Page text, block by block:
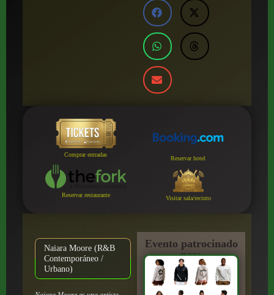
Comprar entradas
Reservar hotel
Reservar restaurante Visitar sala/recinto
Naiara Moore (R&B
Contemporáneo /
Urbano)
Evento patrocinado
por: